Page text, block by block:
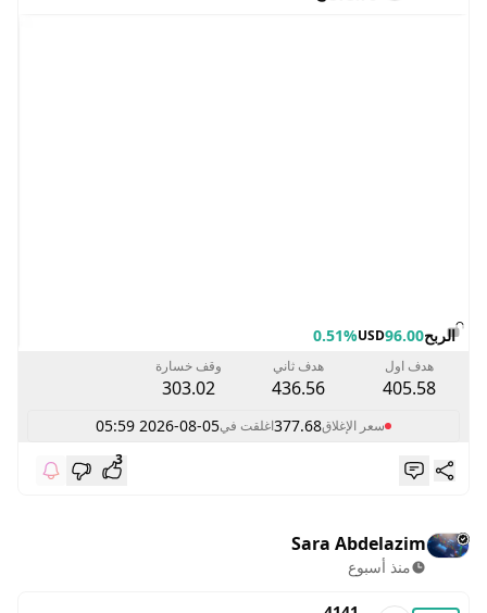
الربح96.00
USD
0.51%
هدف اول
405.58
هدف ثاني
436.56
وقف خسارة
303.02
سعر الإغلاق377.68اغلقت في2026-08-05 05:59
3
Sara Abdelazim
منذ أسبوع